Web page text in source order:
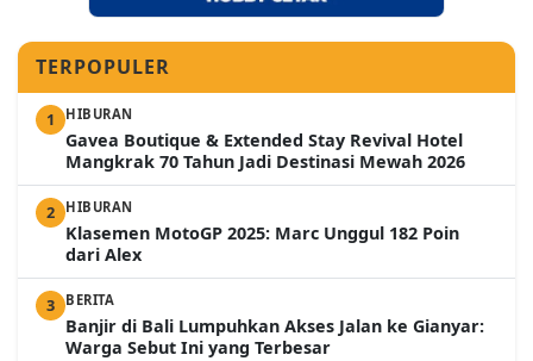
TERPOPULER
1 HIBURAN
Gavea Boutique & Extended Stay Revival Hotel
Mangkrak 70 Tahun Jadi Destinasi Mewah 2026
2 HIBURAN
Klasemen MotoGP 2025: Marc Unggul 182 Poin
dari Alex
3 BERITA
Banjir di Bali Lumpuhkan Akses Jalan ke Gianyar:
Warga Sebut Ini yang Terbesar